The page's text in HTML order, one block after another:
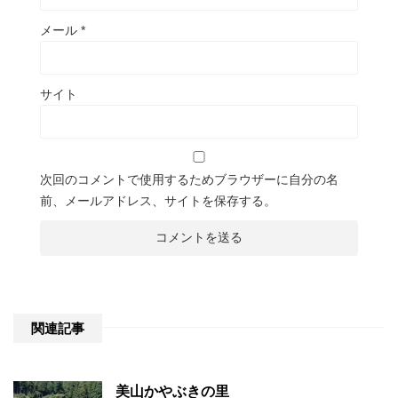
メール *
サイト
次回のコメントで使用するためブラウザーに自分の名
前、メールアドレス、サイトを保存する。
関連記事
美山かやぶきの里